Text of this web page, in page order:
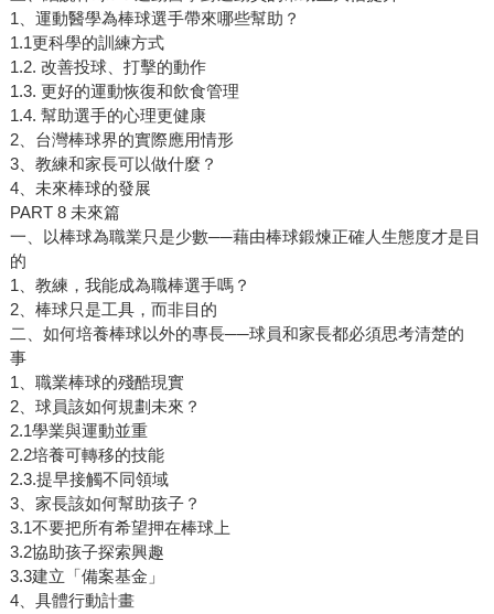
1、運動醫學為棒球選手帶來哪些幫助？
1.1更科學的訓練方式
1.2. 改善投球、打擊的動作
1.3. 更好的運動恢復和飲食管理
1.4. 幫助選手的心理更健康
2、台灣棒球界的實際應用情形
3、教練和家長可以做什麼？
4、未來棒球的發展
PART 8 未來篇
一、以棒球為職業只是少數──藉由棒球鍛煉正確人生態度才是目
的
1、教練，我能成為職棒選手嗎？
2、棒球只是工具，而非目的
二、如何培養棒球以外的專長──球員和家長都必須思考清楚的
事
1、職業棒球的殘酷現實
2、球員該如何規劃未來？
2.1學業與運動並重
2.2培養可轉移的技能
2.3.提早接觸不同領域
3、家長該如何幫助孩子？
3.1不要把所有希望押在棒球上
3.2協助孩子探索興趣
3.3建立「備案基金」
4、具體行動計畫